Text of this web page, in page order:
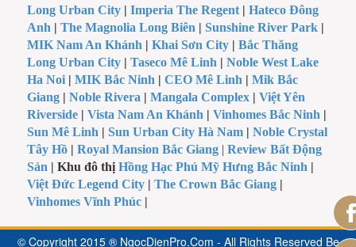
Long Urban City |Imperia The Regent |Hateco Đông
Anh |The Magnolia Long Biên |Sunshine River Park |
MIK Nam An Khánh |Khai Sơn City |Bắc Thăng
Long Urban City |Taseco Mê Linh |Noble West Lake
Ha Noi | MIK Bắc Ninh |CEO Mê Linh |Mik Bắc
Giang |Noble Rivera |Mangala Complex |Việt Yên
Riverside |Vista Nam An Khánh |Vinhomes Bắc Ninh |
Sun Mê Linh |Sun Urban City Hà Nam | Noble Crystal
Tây Hồ |Royal Mansion Bắc Giang |Review Bất Động
Sản | Khu đô thịHồng Hạc Phú Mỹ Hưng Bắc Ninh |
Việt Đức Legend City |The Crown Bắc Giang |
Vinhomes Vĩnh Phúc |
© Copyright 2015 ® NgocDienPro.Com - All Rights Reserved Be